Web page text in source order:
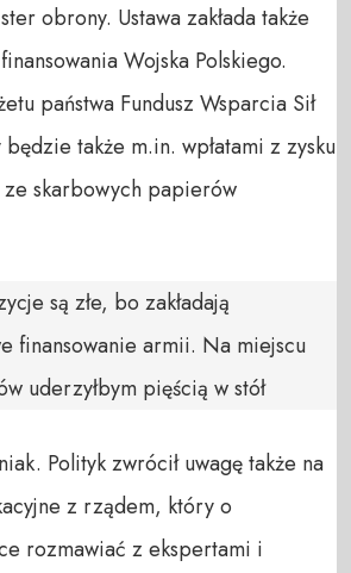
obrony. Ustawa zakłada także
Wojska Polskiego.
państwa Fundusz Wsparcia Sił
także m.in. wpłatami z zysku
ze skarbowych papierów
są złe, bo zakładają
finansowanie armii. Na miejscu
uderzyłbym pięścią w stół
Polityk zwrócił uwagę także na
z rządem, który o
rozmawiać z ekspertami i